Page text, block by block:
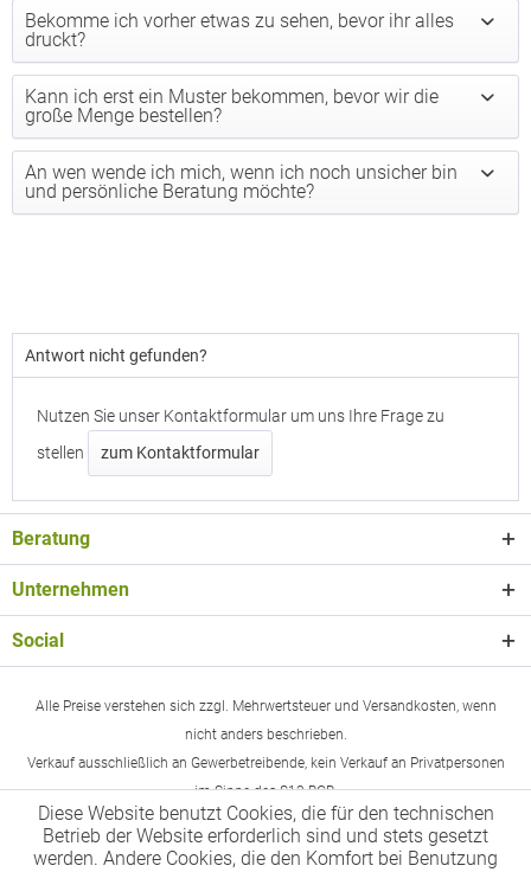
Bekomme ich vorher etwas zu sehen, bevor ihr alles
druckt?
Kann ich erst ein Muster bekommen, bevor wir die
große Menge bestellen?
An wen wende ich mich, wenn ich noch unsicher bin
und persönliche Beratung möchte?
Antwort nicht gefunden?
Nutzen Sie unser Kontaktformular um uns Ihre Frage zu
stellen
zum Kontaktformular
Beratung
Unternehmen
Social
Alle Preise verstehen sich zzgl. Mehrwertsteuer und Versandkosten, wenn
nicht anders beschrieben.
Verkauf ausschließlich an Gewerbetreibende, kein Verkauf an Privatpersonen
im Sinne des §13 BGB.
Diese Website benutzt Cookies, die für den technischen
Betrieb der Website erforderlich sind und stets gesetzt
werden. Andere Cookies, die den Komfort bei Benutzung